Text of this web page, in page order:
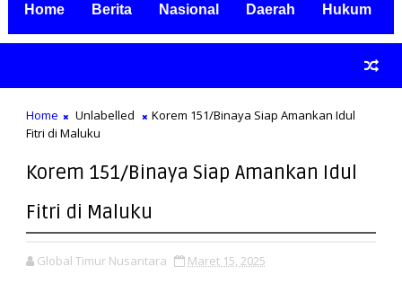
Home Berita Nasional Daerah Hukum
Home Unlabelled
Korem 151/Binaya Siap Amankan Idul
Fitri di Maluku
Korem 151/Binaya Siap Amankan Idul
Fitri di Maluku
Global Timur Nusantara Maret 15, 2025